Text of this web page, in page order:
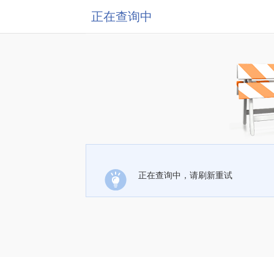
正在查询中
正在查询中，请刷新重试